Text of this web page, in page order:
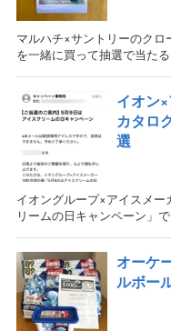
マルハチ×サントリーのク
を一緒に買って抽選で当た
イオン
カタロ
選
イオングループ×アイスメ
リームの日キャンペーン」
賞情
オーケ
ルボー